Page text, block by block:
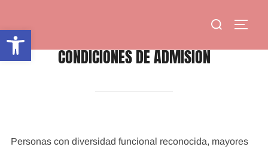
Abrir barra de herramientas
contenido
Buscar:
CONDICIONES DE ADMISIÓN
Personas con diversidad funcional reconocida, mayores